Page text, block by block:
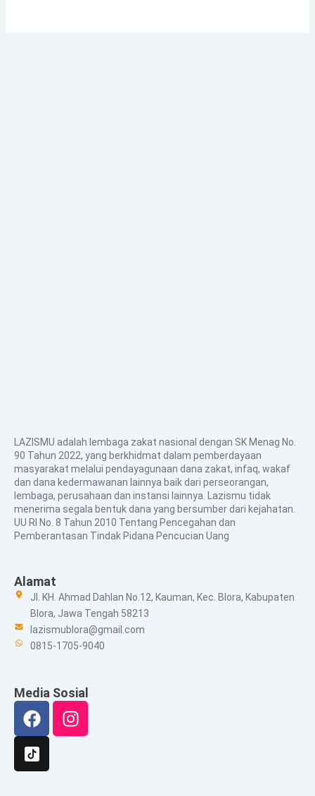
LAZISMU adalah lembaga zakat nasional dengan SK Menag No.
90 Tahun 2022, yang berkhidmat dalam pemberdayaan
masyarakat melalui pendayagunaan dana zakat, infaq, wakaf
dan dana kedermawanan lainnya baik dari perseorangan,
lembaga, perusahaan dan instansi lainnya. Lazismu tidak
menerima segala bentuk dana yang bersumber dari kejahatan.
UU RI No. 8 Tahun 2010 Tentang Pencegahan dan
Pemberantasan Tindak Pidana Pencucian Uang
Alamat
Jl. KH. Ahmad Dahlan No.12, Kauman, Kec. Blora, Kabupaten
Blora, Jawa Tengah 58213
lazismublora@gmail.com
0815-1705-9040
Media Sosial
FacebookInstagram